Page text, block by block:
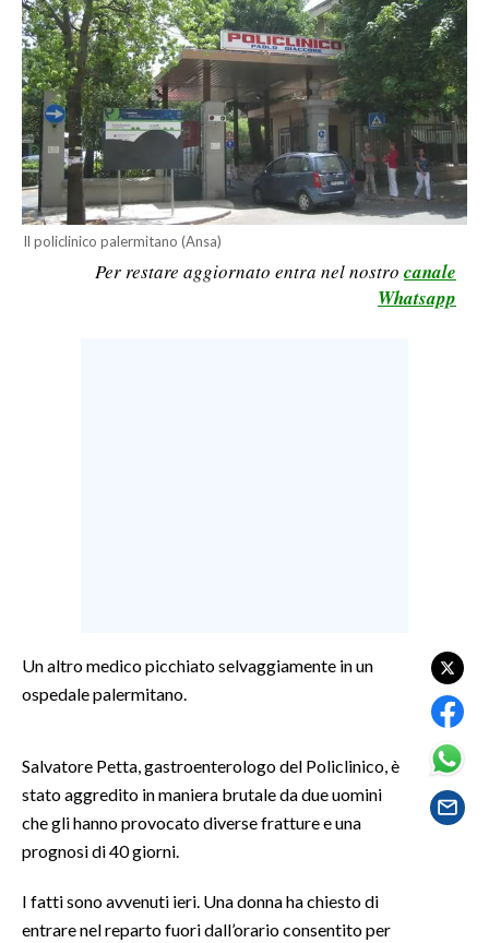
POLITICA
ECONOMIA
SERVIZI ALLE IMPRESE
LAVORO
BANDI
SPORT IN SARDEGNA
GOSSIP
SALUTE
SARDI NEL MONDO
NOTIZIE
EVENTI
Il policlinico palermitano (Ansa)
Per restare aggiornato entra nel nostro canale
Whatsapp
Un altro medico picchiato selvaggiamente in un
ospedale palermitano.
Salvatore Petta, gastroenterologo del Policlinico, è
stato aggredito in maniera brutale da due uomini
che gli hanno provocato diverse fratture e una
prognosi di 40 giorni.
I fatti sono avvenuti ieri. Una donna ha chiesto di
entrare nel reparto fuori dall’orario consentito per